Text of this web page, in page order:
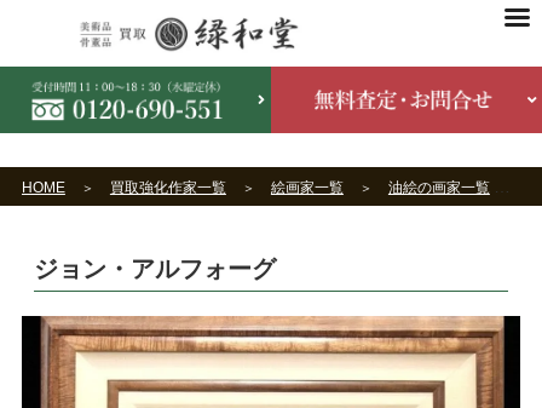
HOME 買取強化作家一覧 絵画家一覧 油絵の画家一覧
ジョン・アルフォーグ